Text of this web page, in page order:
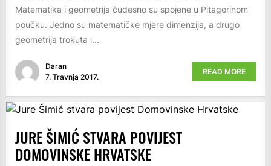
Matematika i geometrija čudesno su spojene u Pitagorinom
poučku. Jedno su matematičke mjere dimenzija, a drugo
geometrija trokuta i...
Daran
7. Travnja 2017.
READ MORE
JURE ŠIMIĆ STVARA POVIJEST
DOMOVINSKE HRVATSKE